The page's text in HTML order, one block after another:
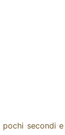
secondi